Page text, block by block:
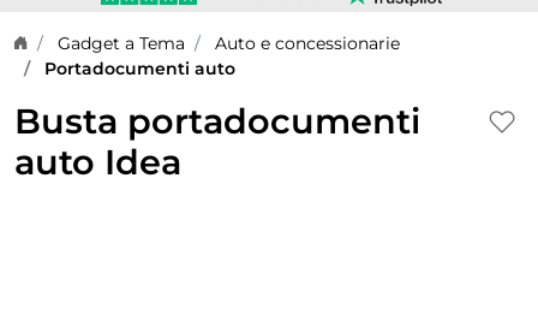
Home page
Gadget a Tema
Auto e concessionarie
Portadocumenti auto
Busta portadocumenti
auto Idea